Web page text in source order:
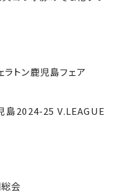
トン鹿児島フェア
2024-25 V.LEAGUE
会